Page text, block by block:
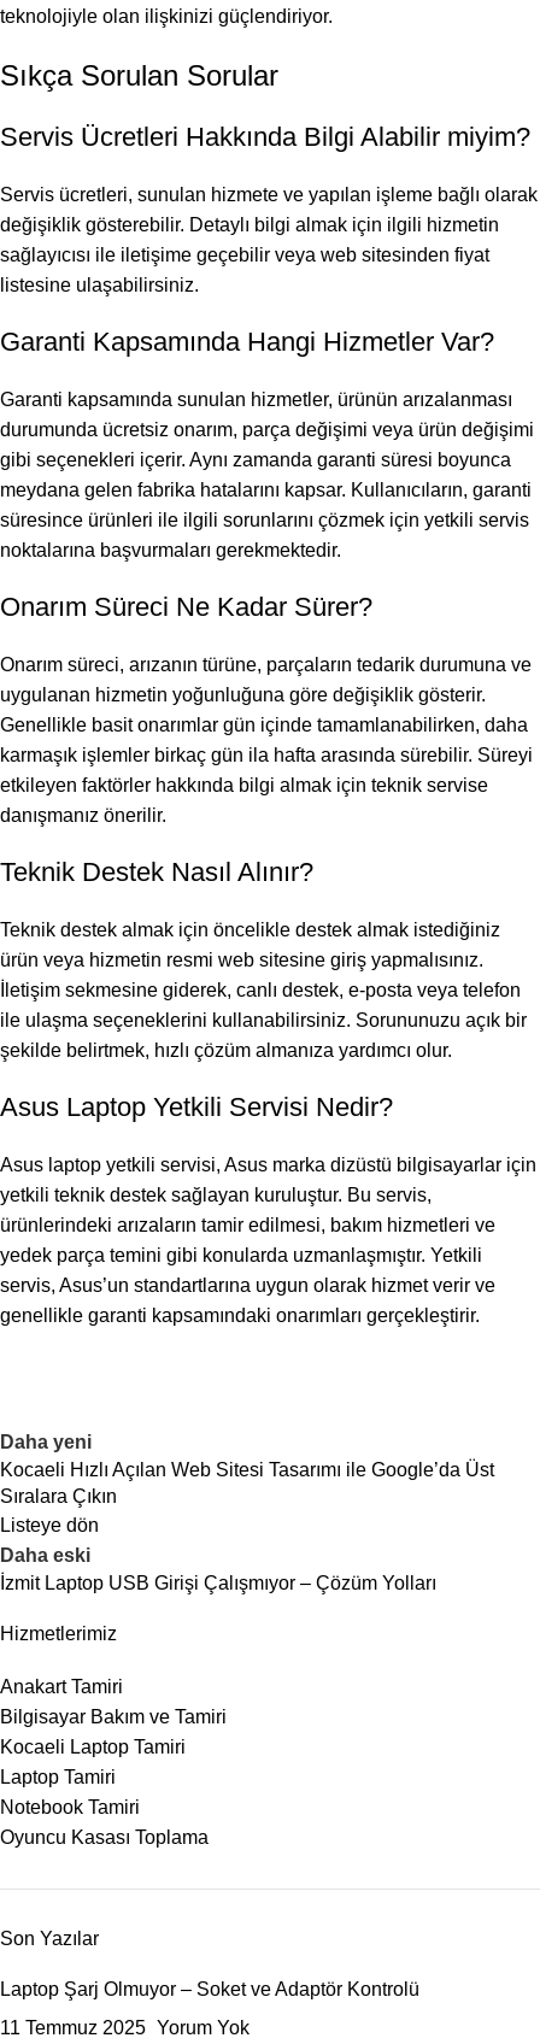
teknolojiyle olan ilişkinizi güçlendiriyor.
Sıkça Sorulan Sorular
Servis Ücretleri Hakkında Bilgi Alabilir miyim?
Servis ücretleri, sunulan hizmete ve yapılan işleme bağlı olarak
değişiklik gösterebilir. Detaylı bilgi almak için ilgili hizmetin
sağlayıcısı ile iletişime geçebilir veya web sitesinden fiyat
listesine ulaşabilirsiniz.
Garanti Kapsamında Hangi Hizmetler Var?
Garanti kapsamında sunulan hizmetler, ürünün arızalanması
durumunda ücretsiz onarım, parça değişimi veya ürün değişimi
gibi seçenekleri içerir. Aynı zamanda garanti süresi boyunca
meydana gelen fabrika hatalarını kapsar. Kullanıcıların, garanti
süresince ürünleri ile ilgili sorunlarını çözmek için yetkili servis
noktalarına başvurmaları gerekmektedir.
Onarım Süreci Ne Kadar Sürer?
Onarım süreci, arızanın türüne, parçaların tedarik durumuna ve
uygulanan hizmetin yoğunluğuna göre değişiklik gösterir.
Genellikle basit onarımlar gün içinde tamamlanabilirken, daha
karmaşık işlemler birkaç gün ila hafta arasında sürebilir. Süreyi
etkileyen faktörler hakkında bilgi almak için teknik servise
danışmanız önerilir.
Teknik Destek Nasıl Alınır?
Teknik destek almak için öncelikle destek almak istediğiniz
ürün veya hizmetin resmi web sitesine giriş yapmalısınız.
İletişim sekmesine giderek, canlı destek, e-posta veya telefon
ile ulaşma seçeneklerini kullanabilirsiniz. Sorununuzu açık bir
şekilde belirtmek, hızlı çözüm almanıza yardımcı olur.
Asus Laptop Yetkili Servisi Nedir?
Asus laptop yetkili servisi, Asus marka dizüstü bilgisayarlar için
yetkili teknik destek sağlayan kuruluştur. Bu servis,
ürünlerindeki arızaların tamir edilmesi, bakım hizmetleri ve
yedek parça temini gibi konularda uzmanlaşmıştır. Yetkili
servis, Asus’un standartlarına uygun olarak hizmet verir ve
genellikle garanti kapsamındaki onarımları gerçekleştirir.
Daha yeni
Kocaeli Hızlı Açılan Web Sitesi Tasarımı ile Google’da Üst
Sıralara Çıkın
Listeye dön
Daha eski
İzmit Laptop USB Girişi Çalışmıyor – Çözüm Yolları
Hizmetlerimiz
Anakart Tamiri
Bilgisayar Bakım ve Tamiri
Kocaeli Laptop Tamiri
Laptop Tamiri
Notebook Tamiri
Oyuncu Kasası Toplama
Son Yazılar
Laptop Şarj Olmuyor – Soket ve Adaptör Kontrolü
11 Temmuz 2025 Yorum Yok